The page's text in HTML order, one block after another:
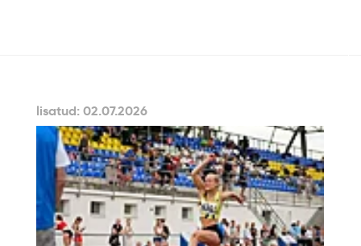
lisatud: 02.07.2026